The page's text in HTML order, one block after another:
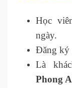
Học
ngày.
Đăng ký
Là
Phong